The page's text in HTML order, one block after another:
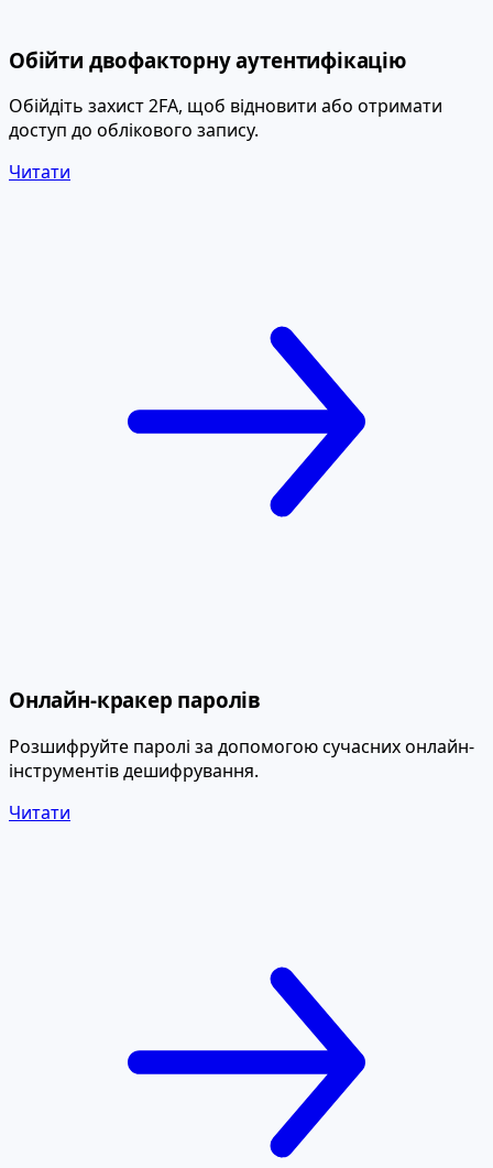
Обійти двофакторну аутентифікацію
Обійдіть захист 2FA, щоб відновити або отримати
доступ до облікового запису.
Читати
Онлайн-кракер паролів
Розшифруйте паролі за допомогою сучасних онлайн-
інструментів дешифрування.
Читати